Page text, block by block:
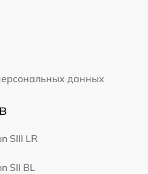
данных
SIII LR
SII BL